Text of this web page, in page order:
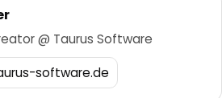
@ Taurus Software
software.de